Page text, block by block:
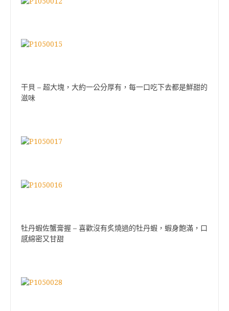
干貝 – 超大塊，大約一公分厚有，每一口吃下去都是鮮甜的
滋味
牡丹蝦佐蟹膏握 – 喜歡沒有炙燒過的牡丹蝦，蝦身飽滿，口
感綿密又甘甜